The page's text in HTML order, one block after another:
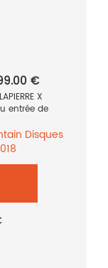
€
X
entrée de
Disques